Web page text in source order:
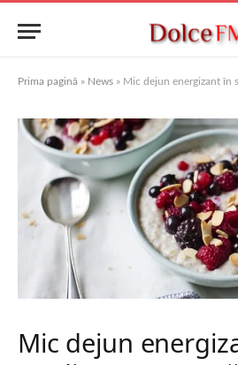
Prima pagină » News » Mic dejun energizant în stil
Mic dejun